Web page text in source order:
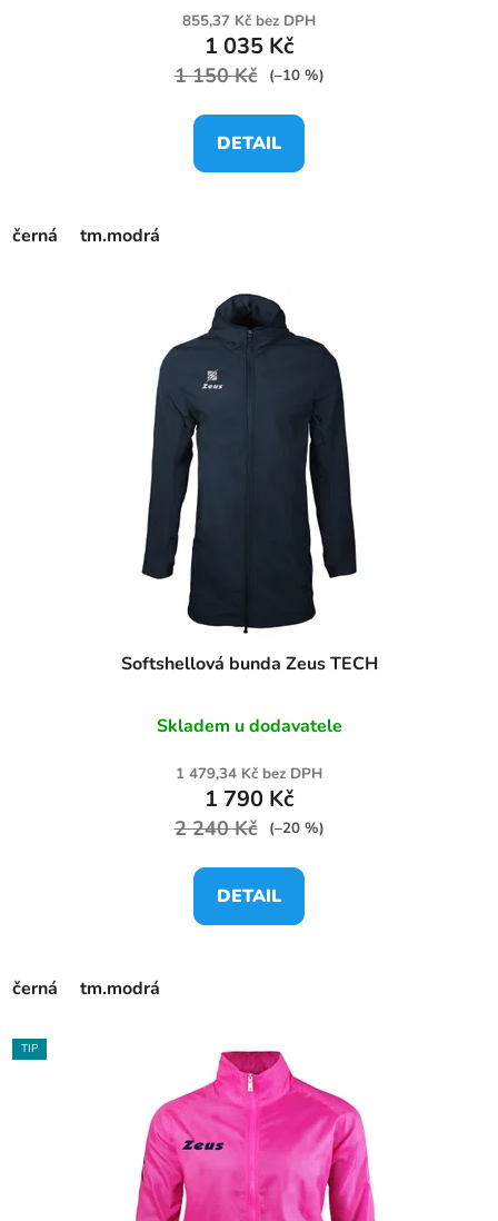
855,37 Kč bez DPH
1 035 Kč
1 150 Kč (–10 %)
DETAIL
černá tm.modrá
Softshellová bunda Zeus TECH
Skladem u dodavatele
1 479,34 Kč bez DPH
1 790 Kč
2 240 Kč (–20 %)
DETAIL
černá tm.modrá
TIP